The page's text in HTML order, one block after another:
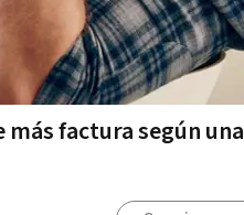
factura según una